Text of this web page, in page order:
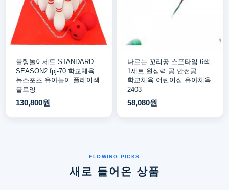
볼링놀이세트 STANDARD
SEASON2 fpj-70 학교체육
뉴스포츠 유아놀이 플레이잭
플로잉
130,800원
나르는 꼬리공 스포타임 6색
1세트 원심력 공 안전공
학교체육 어린이집 유아체육
2403
58,080원
새로 들어온 상품